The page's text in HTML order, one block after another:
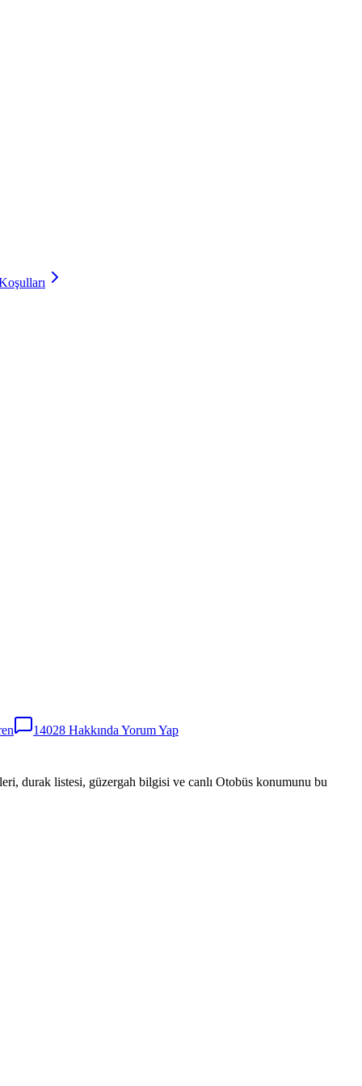
14028 Hakkında Yorum Yap
durak listesi, güzergah bilgisi ve canlı Otobüs konumunu bu